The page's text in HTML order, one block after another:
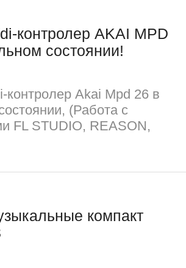
контролер AKAI MPD
состоянии!
Akai Mpd 26 в
(Работа с
FL STUDIO, REASON,
компакт